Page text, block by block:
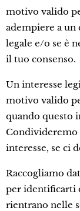
motivo valido
adempiere a un
legale e/o se è
il tuo consenso.
Un interesse
motivo valido
quando questo
Condivideremo
interesse, se ci
Raccogliamo
per identificarti
rientrano nelle